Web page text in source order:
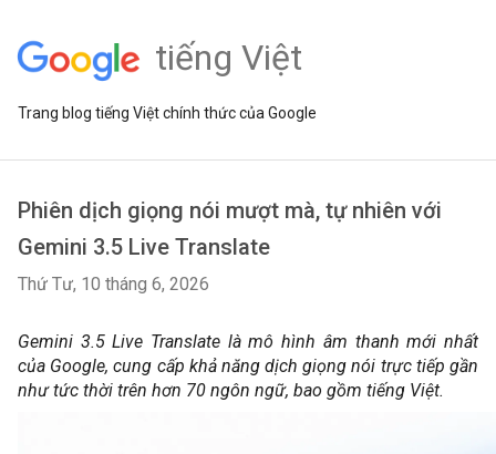
tiếng Việt
Trang blog tiếng Việt chính thức của Google
Phiên dịch giọng nói mượt mà, tự nhiên với
Gemini 3.5 Live Translate
Thứ Tư, 10 tháng 6, 2026
Gemini 3.5 Live Translate là mô hình âm thanh mới nhất
của Google, cung cấp khả năng dịch giọng nói trực tiếp gần
như tức thời trên hơn 70 ngôn ngữ, bao gồm tiếng Việt.